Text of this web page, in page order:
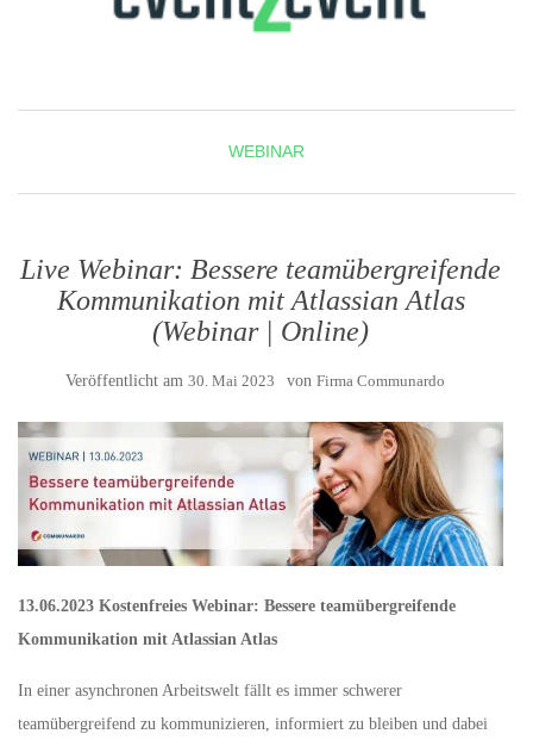
WEBINAR
Live Webinar: Bessere teamübergreifende
Kommunikation mit Atlassian Atlas
(Webinar | Online)
Veröffentlicht am 30. Mai 2023 von Firma Communardo
13.06.2023 Kostenfreies Webinar: Bessere teamübergreifende
Kommunikation mit Atlassian Atlas
In einer asynchronen Arbeitswelt fällt es immer schwerer
teamübergreifend zu kommunizieren, informiert zu bleiben und dabei